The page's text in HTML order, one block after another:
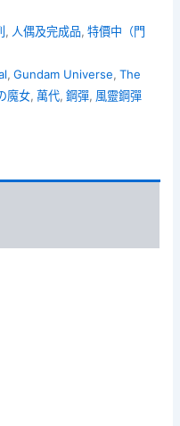
, 人偶及完成品,特價中（門
,Gundam Universe,The
魔女,萬代,鋼彈, 風靈鋼彈